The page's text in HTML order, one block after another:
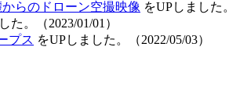
らのドローン空撮映像 をUPしました
た。（2023/01/01）
プス をUPしました。（2022/05/03）